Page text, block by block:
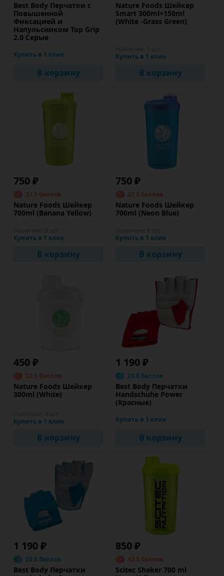
Best Body Перчатки с
Повышенной
Фиксацией и
Напульсником Top Grip
2.0 Серые
Купить в 1 клик
В корзину
Nature Foods Шейкер
Smart 300ml+150ml
(White -Grass Green)
Купить в 1 клик
В корзину
750 ₽
37.5 баллов
Nature Foods Шейкер
700ml (Banana Yellow)
Купить в 1 клик
В корзину
750 ₽
37.5 баллов
Nature Foods Шейкер
700ml (Neon Blue)
Купить в 1 клик
В корзину
450 ₽
22.5 баллов
Nature Foods Шейкер
300ml (White)
Купить в 1 клик
В корзину
1 190 ₽
23.8 баллов
Best Body Перчатки
Handschuhe Power
(Красные)
Купить в 1 клик
В корзину
1 190 ₽
23.8 баллов
Best Body Перчатки
850 ₽
42.5 баллов
Scitec Shaker 700 ml